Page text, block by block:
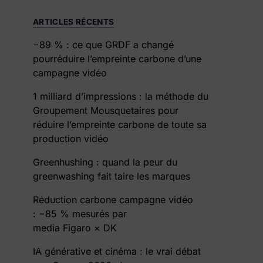
ARTICLES RÉCENTS
−89 % : ce que GRDF a changé
pourréduire l’empreinte carbone d’une
campagne vidéo
1 milliard d’impressions : la méthode du
Groupement Mousquetaires pour
réduire l’empreinte carbone de toute sa
production vidéo
Greenhushing : quand la peur du
greenwashing fait taire les marques
Réduction carbone campagne vidéo
: −85 % mesurés par
media Figaro × DK
IA générative et cinéma : le vrai débat